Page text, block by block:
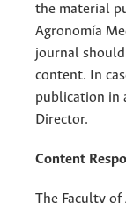
the material
Agronomía
journal
content. In
publication in
Director.
Content
The Faculty